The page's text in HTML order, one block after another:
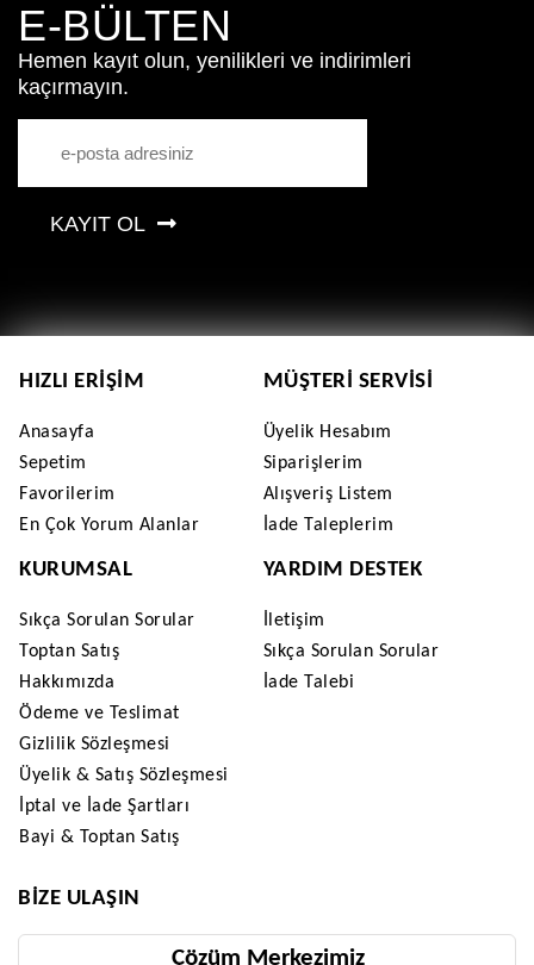
E-BÜLTEN
Hemen kayıt olun, yenilikleri ve indirimleri
kaçırmayın.
KAYIT OL
HIZLI ERIŞIM
Anasayfa
Sepetim
Favorilerim
En Çok Yorum Alanlar
MÜŞTERI SERVISI
Üyelik Hesabım
Siparişlerim
Alışveriş Listem
İade Taleplerim
KURUMSAL
Sıkça Sorulan Sorular
Toptan Satış
Hakkımızda
Ödeme ve Teslimat
Gizlilik Sözleşmesi
Üyelik & Satış Sözleşmesi
İptal ve İade Şartları
Bayi & Toptan Satış
YARDIM DESTEK
İletişim
Sıkça Sorulan Sorular
İade Talebi
BIZE ULAŞIN
Çözüm Merkezimiz